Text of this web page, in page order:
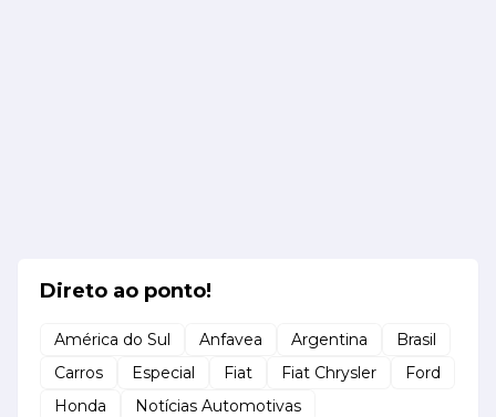
Direto ao ponto!
América do Sul Anfavea Argentina
Brasil
Carros
Especial Fiat Fiat Chrysler
Ford
Honda
Notícias Automotivas